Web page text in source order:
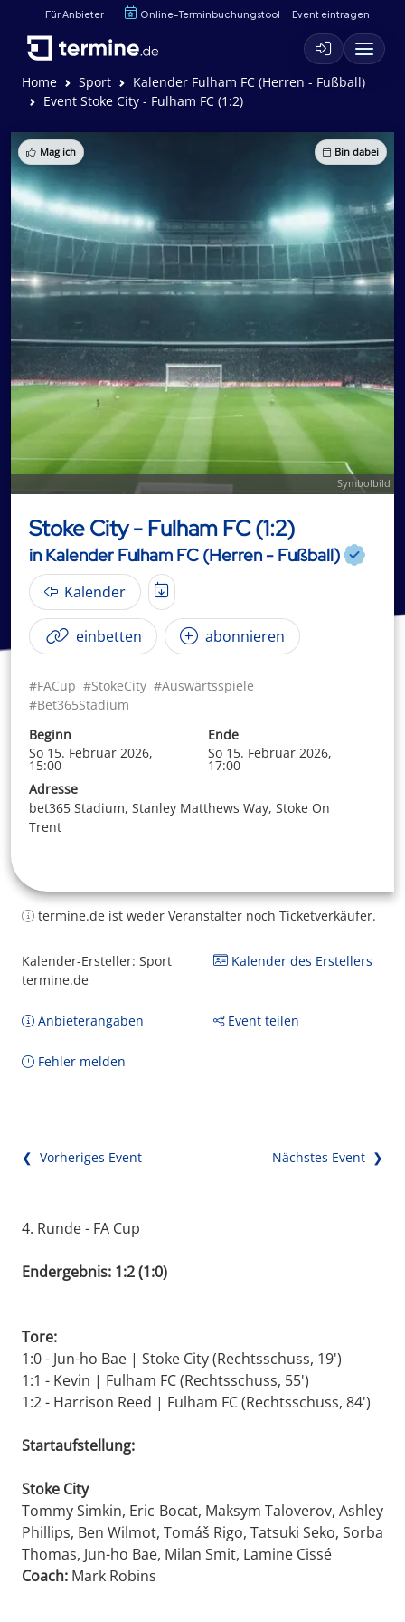
Für Anbieter Online-Terminbuchungstool Event eintragen
Home Sport
Kalender Fulham FC (Herren - Fußball)
Event Stoke City - Fulham FC (1:2)
Mag ich Bin dabei
Symbolbild
Stoke City - Fulham FC (1:2)
in Kalender Fulham FC (Herren - Fußball)
Kalender
einbetten abonnieren
#FACup #StokeCity #Auswärtsspiele
#Bet365Stadium
Beginn
So 15. Februar 2026,
15:00
Ende
So 15. Februar 2026,
17:00
Adresse
bet365 Stadium, Stanley Matthews Way, Stoke On
Trent
termine.de ist weder Veranstalter noch Ticketverkäufer.
Kalender-Ersteller: Sport
termine.de
Kalender des Erstellers
Anbieterangaben Event teilen
Fehler melden
❮ Vorheriges Event Nächstes Event ❯
4. Runde - FA Cup
Endergebnis: 1:2 (1:0)
Tore:
1:0 - Jun-ho Bae | Stoke City (Rechtsschuss, 19')
1:1 - Kevin | Fulham FC (Rechtsschuss, 55')
1:2 - Harrison Reed | Fulham FC (Rechtsschuss, 84')
Startaufstellung:
Stoke City
Tommy Simkin, Eric Bocat, Maksym Taloverov, Ashley
Phillips, Ben Wilmot, Tomáš Rigo, Tatsuki Seko, Sorba
Thomas, Jun-ho Bae, Milan Smit, Lamine Cissé
Coach: Mark Robins